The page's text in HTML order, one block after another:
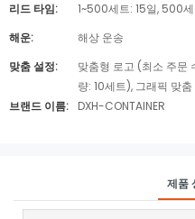
리드 타임:
1~500세트: 15일, 500
해운:
해상 운송
맞춤 설정:
맞춤형 로고 (최소 주문
량: 10세트), 그래픽 맞
브랜드 이름:
DXH-CONTAINER
제품